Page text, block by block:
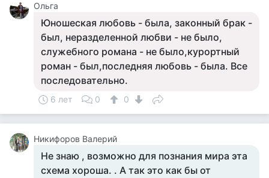
Ольга
Юношеская любовь - была, законный брак -
был, неразделенной любви - не было,
служебного романа - не было,курортный
роман - был,последняя любовь - была. Все
последовательно.
6 лет 0 0
Никифоров Валерий
Не знаю , возможно для познания мира эта
схема хороша. . А так это как бы от